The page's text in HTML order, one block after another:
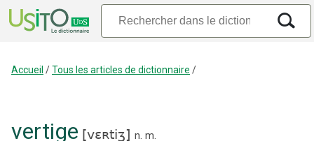
Accueil /Tous les articles de dictionnaire /
vertige [vɛʀtiʒ] n. m.